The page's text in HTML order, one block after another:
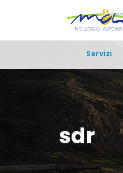
Servizi
sdr